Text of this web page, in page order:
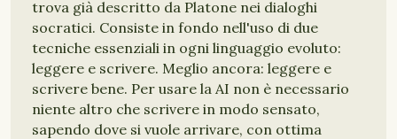
trova già descritto da Platone nei dialoghi
socratici. Consiste in fondo nell'uso di due
tecniche essenziali in ogni linguaggio evoluto:
leggere e scrivere. Meglio ancora: leggere e
scrivere bene. Per usare la AI non è necessario
niente altro che scrivere in modo sensato,
sapendo dove si vuole arrivare, con ottima